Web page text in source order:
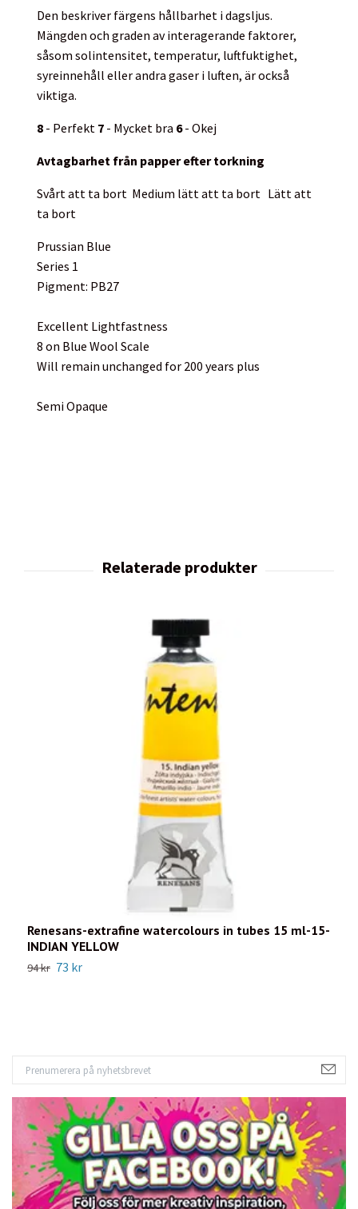
Den beskriver färgens hållbarhet i dagsljus.
Mängden och graden av interagerande faktorer,
såsom solintensitet, temperatur, luftfuktighet,
syreinnehåll eller andra gaser i luften, är också
viktiga.
8 - Perfekt 7 - Mycket bra 6- Okej
Avtagbarhet från papper efter torkning
Svårt att ta bort Medium lätt att ta bort Lätt att
ta bort
Prussian Blue
Series 1
Pigment: PB27
Excellent Lightfastness
8 on Blue Wool Scale
Will remain unchanged for 200 years plus
Semi Opaque
Renesans-extrafine watercolours in tubes 15 ml-15-
INDIAN YELLOW
94 kr 73 kr